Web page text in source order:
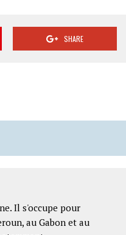
SHARE
Il s'occupe pour
au Gabon et au